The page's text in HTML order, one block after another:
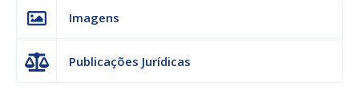
Imagens
Publicações Jurídicas